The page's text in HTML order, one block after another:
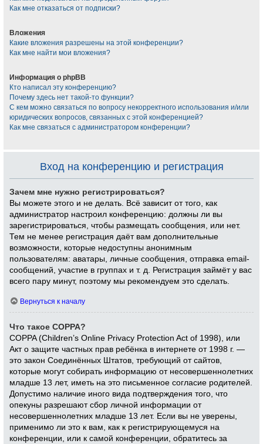
Как мне отказаться от подписки?
Вложения
Какие вложения разрешены на этой конференции?
Как мне найти мои вложения?
Информация о phpBB
Кто написал эту конференцию?
Почему здесь нет такой-то функции?
С кем можно связаться по вопросу некорректного использования и/или
юридических вопросов, связанных с этой конференцией?
Как мне связаться с администратором конференции?
Вход на конференцию и регистрация
Зачем мне нужно регистрироваться?
Вы можете этого и не делать. Всё зависит от того, как
администратор настроил конференцию: должны ли вы
зарегистрироваться, чтобы размещать сообщения, или нет.
Тем не менее регистрация даёт вам дополнительные
возможности, которые недоступны анонимным
пользователям: аватары, личные сообщения, отправка email-
сообщений, участие в группах и т. д. Регистрация займёт у вас
всего пару минут, поэтому мы рекомендуем это сделать.
Вернуться к началу
Что такое COPPA?
COPPA (Children’s Online Privacy Protection Act of 1998), или
Акт о защите частных прав ребёнка в интернете от 1998 г. —
это закон Соединённых Штатов, требующий от сайтов,
которые могут собирать информацию от несовершеннолетних
младше 13 лет, иметь на это письменное согласие родителей.
Допустимо наличие иного вида подтверждения того, что
опекуны разрешают сбор личной информации от
несовершеннолетних младше 13 лет. Если вы не уверены,
применимо ли это к вам, как к регистрирующемуся на
конференции, или к самой конференции, обратитесь за